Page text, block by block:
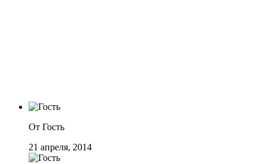
От Гость
21 апреля, 2014